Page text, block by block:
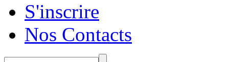
S'inscrire
Nos Contacts